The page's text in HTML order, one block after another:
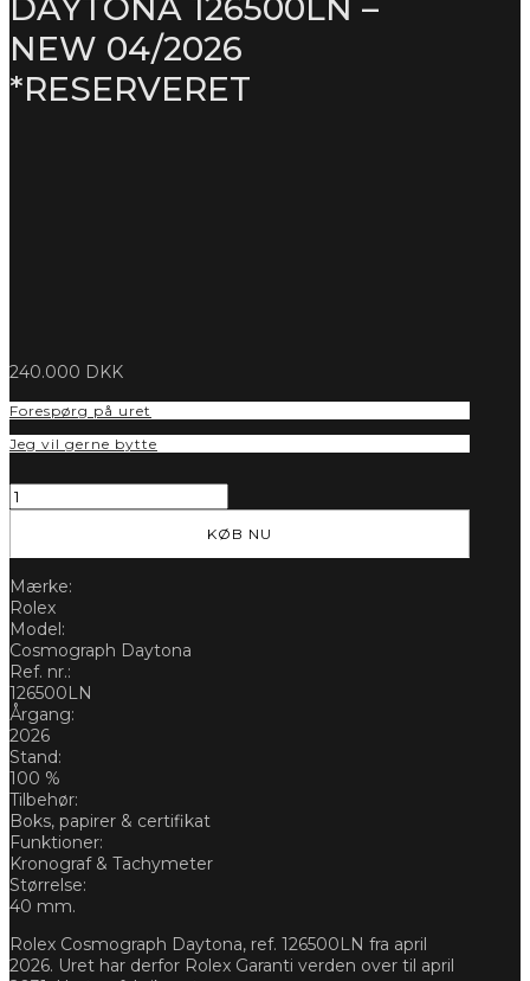
NEW 04/2026
*RESERVERET
240.000 DKK
Forespørg på uret
Jeg vil gerne bytte
ROLEX
COSMOGRAPH
126500LN
-
NEW
04/2026
*RESERVERET
antal
KØB NU
Mærke:
Rolex
Model:
Cosmograph Daytona
Ref. nr.:
126500LN
Årgang:
2026
Stand:
100 %
Tilbehør:
Boks, papirer & certifikat
Funktioner:
Kronograf & Tachymeter
Størrelse:
40 mm.
Rolex Cosmograph Daytona, ref. 126500LN fra april
2026. Uret har derfor Rolex Garanti verden over til april